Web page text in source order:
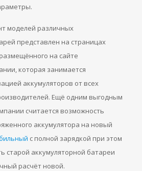
моделей различных
представлен на страницах
на сайте
которая занимается
аккумуляторов от всех
Ещё одним выгодным
считается возможность
аккумулятора на новый
с полной зарядкой при этом
старой аккумуляторной батареи
расчёт новой.